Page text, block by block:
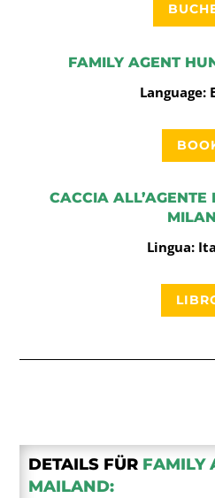
FAMILY AGENT
Language:
CACCIA ALL’AGENTE
Lingua:
DETAILS FÜR FAMILY
MAILAND: